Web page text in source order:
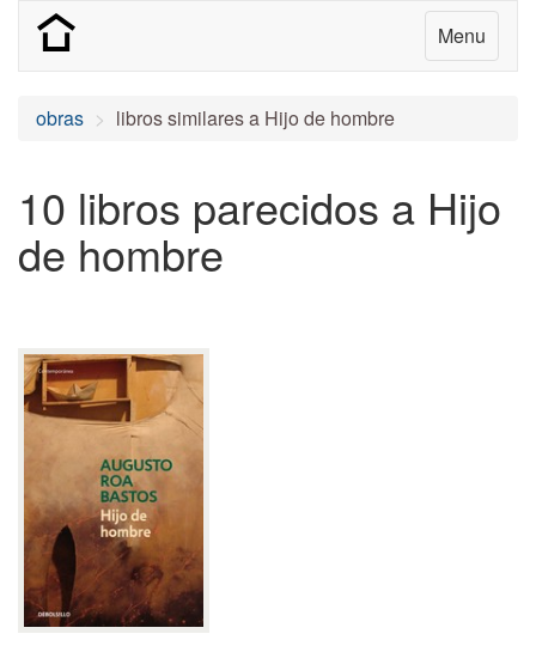
Menu
obras libros similares a Hijo de hombre
10 libros parecidos a Hijo
de hombre